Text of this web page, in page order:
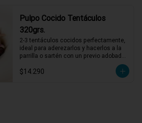
Pulpo Cocido Tentáculos
320grs.
2-3 tentáculos cocidos perfectamente,
ideal para aderezarlos y hacerlos a la
parrilla o sartén con un previo adobado,
alguna salsa mayonesa
$14.290